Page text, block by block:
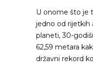
U onome što je
jedno od rijetkih
planeti, 30-
62,59 metara
državni rekord